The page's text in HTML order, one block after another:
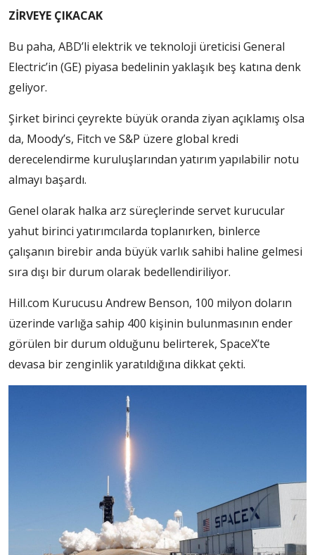
ZİRVEYE ÇIKACAK
Bu paha, ABD’li elektrik ve teknoloji üreticisi General
Electric’in (GE) piyasa bedelinin yaklaşık beş katına denk
geliyor.
Şirket birinci çeyrekte büyük oranda ziyan açıklamış olsa
da, Moody’s, Fitch ve S&P üzere global kredi
derecelendirme kuruluşlarından yatırım yapılabilir notu
almayı başardı.
Genel olarak halka arz süreçlerinde servet kurucular
yahut birinci yatırımcılarda toplanırken, binlerce
çalışanın birebir anda büyük varlık sahibi haline gelmesi
sıra dışı bir durum olarak bedellendiriliyor.
Hill.com Kurucusu Andrew Benson, 100 milyon doların
üzerinde varlığa sahip 400 kişinin bulunmasının ender
görülen bir durum olduğunu belirterek, SpaceX’te
devasa bir zenginlik yaratıldığına dikkat çekti.